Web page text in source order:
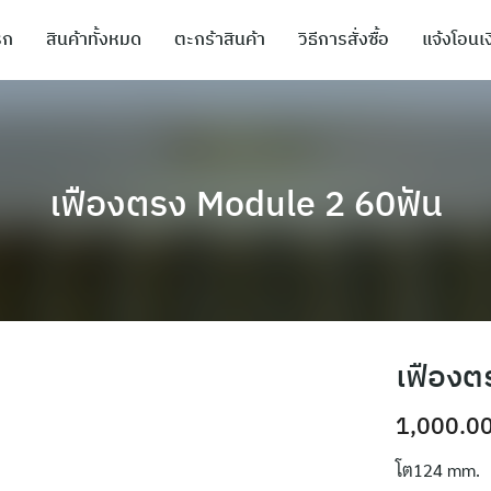
สินค้าทั้งหมด ตะกร้าสินค้า วิธีการสั่งซื้อ แจ้งโอนเ
เฟืองตรง Module 2 60ฟัน
เฟือง
โต124 mm.